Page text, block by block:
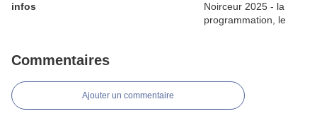
infos
Commentaires
Ajouter un commentaire